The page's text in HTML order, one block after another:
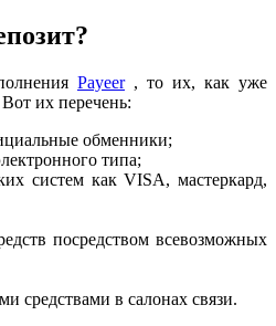
Payeer, то их, как уже
их перечень:
обменники;
типа;
систем как VISA, мастеркард,
посредством всевозможных
средствами в салонах связи.